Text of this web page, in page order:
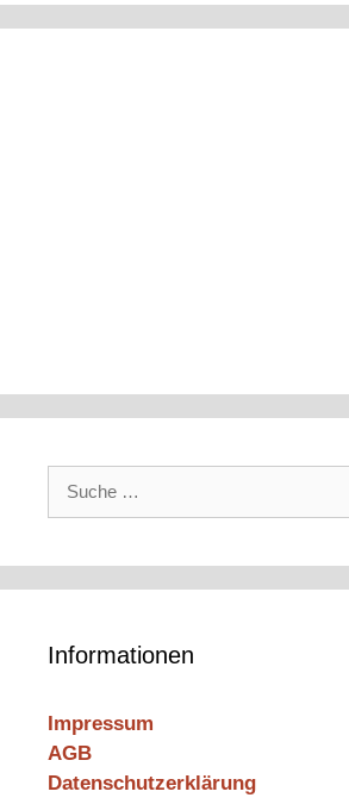
Suche
Informationen
Impressum
AGB
Datenschutzerklärung